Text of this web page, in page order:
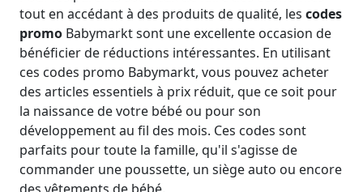
tout en accédant à des produits de qualité, les codes
promo Babymarkt sont une excellente occasion de
bénéficier de réductions intéressantes. En utilisant
ces codes promo Babymarkt, vous pouvez acheter
des articles essentiels à prix réduit, que ce soit pour
la naissance de votre bébé ou pour son
développement au fil des mois. Ces codes sont
parfaits pour toute la famille, qu'il s'agisse de
commander une poussette, un siège auto ou encore